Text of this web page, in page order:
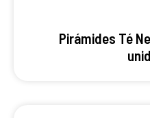
Pirámides Té